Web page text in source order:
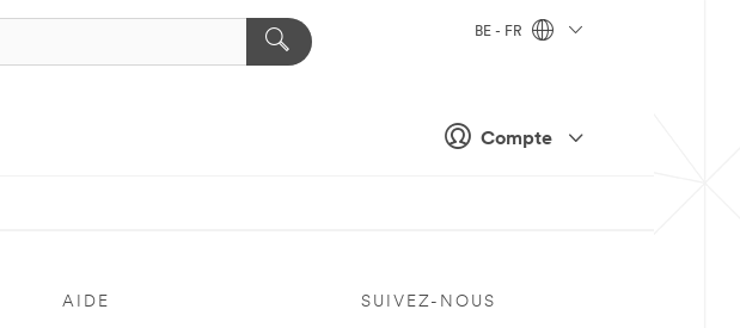
Compte
BE - FR
AIDE SUIVEZ-NOUS